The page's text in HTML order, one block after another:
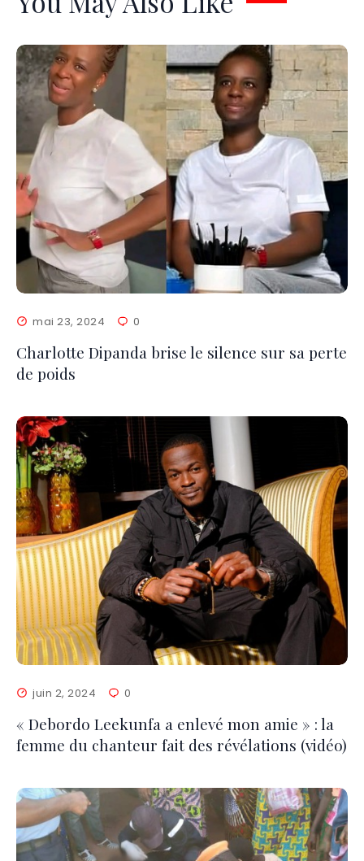
mai 23, 2024 0
Charlotte Dipanda brise le silence sur sa perte
de poids
juin 2, 2024 0
« Debordo Leekunfa a enlevé mon amie » : la
femme du chanteur fait des révélations (vidéo)